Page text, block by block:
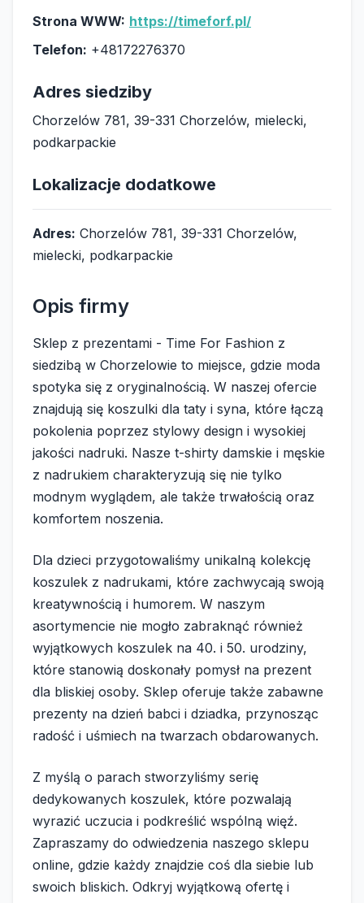
Strona WWW: https://timeforf.pl/
Telefon: +48172276370
Adres siedziby
Chorzelów 781, 39-331 Chorzelów, mielecki,
podkarpackie
Lokalizacje dodatkowe
Adres: Chorzelów 781, 39-331 Chorzelów,
mielecki, podkarpackie
Opis firmy
Sklep z prezentami - Time For Fashion z
siedzibą w Chorzelowie to miejsce, gdzie moda
spotyka się z oryginalnością. W naszej ofercie
znajdują się koszulki dla taty i syna, które łączą
pokolenia poprzez stylowy design i wysokiej
jakości nadruki. Nasze t-shirty damskie i męskie
z nadrukiem charakteryzują się nie tylko
modnym wyglądem, ale także trwałością oraz
komfortem noszenia.
Dla dzieci przygotowaliśmy unikalną kolekcję
koszulek z nadrukami, które zachwycają swoją
kreatywnością i humorem. W naszym
asortymencie nie mogło zabraknąć również
wyjątkowych koszulek na 40. i 50. urodziny,
które stanowią doskonały pomysł na prezent
dla bliskiej osoby. Sklep oferuje także zabawne
prezenty na dzień babci i dziadka, przynosząc
radość i uśmiech na twarzach obdarowanych.
Z myślą o parach stworzyliśmy serię
dedykowanych koszulek, które pozwalają
wyrazić uczucia i podkreślić wspólną więź.
Zapraszamy do odwiedzenia naszego sklepu
online, gdzie każdy znajdzie coś dla siebie lub
swoich bliskich. Odkryj wyjątkową ofertę i